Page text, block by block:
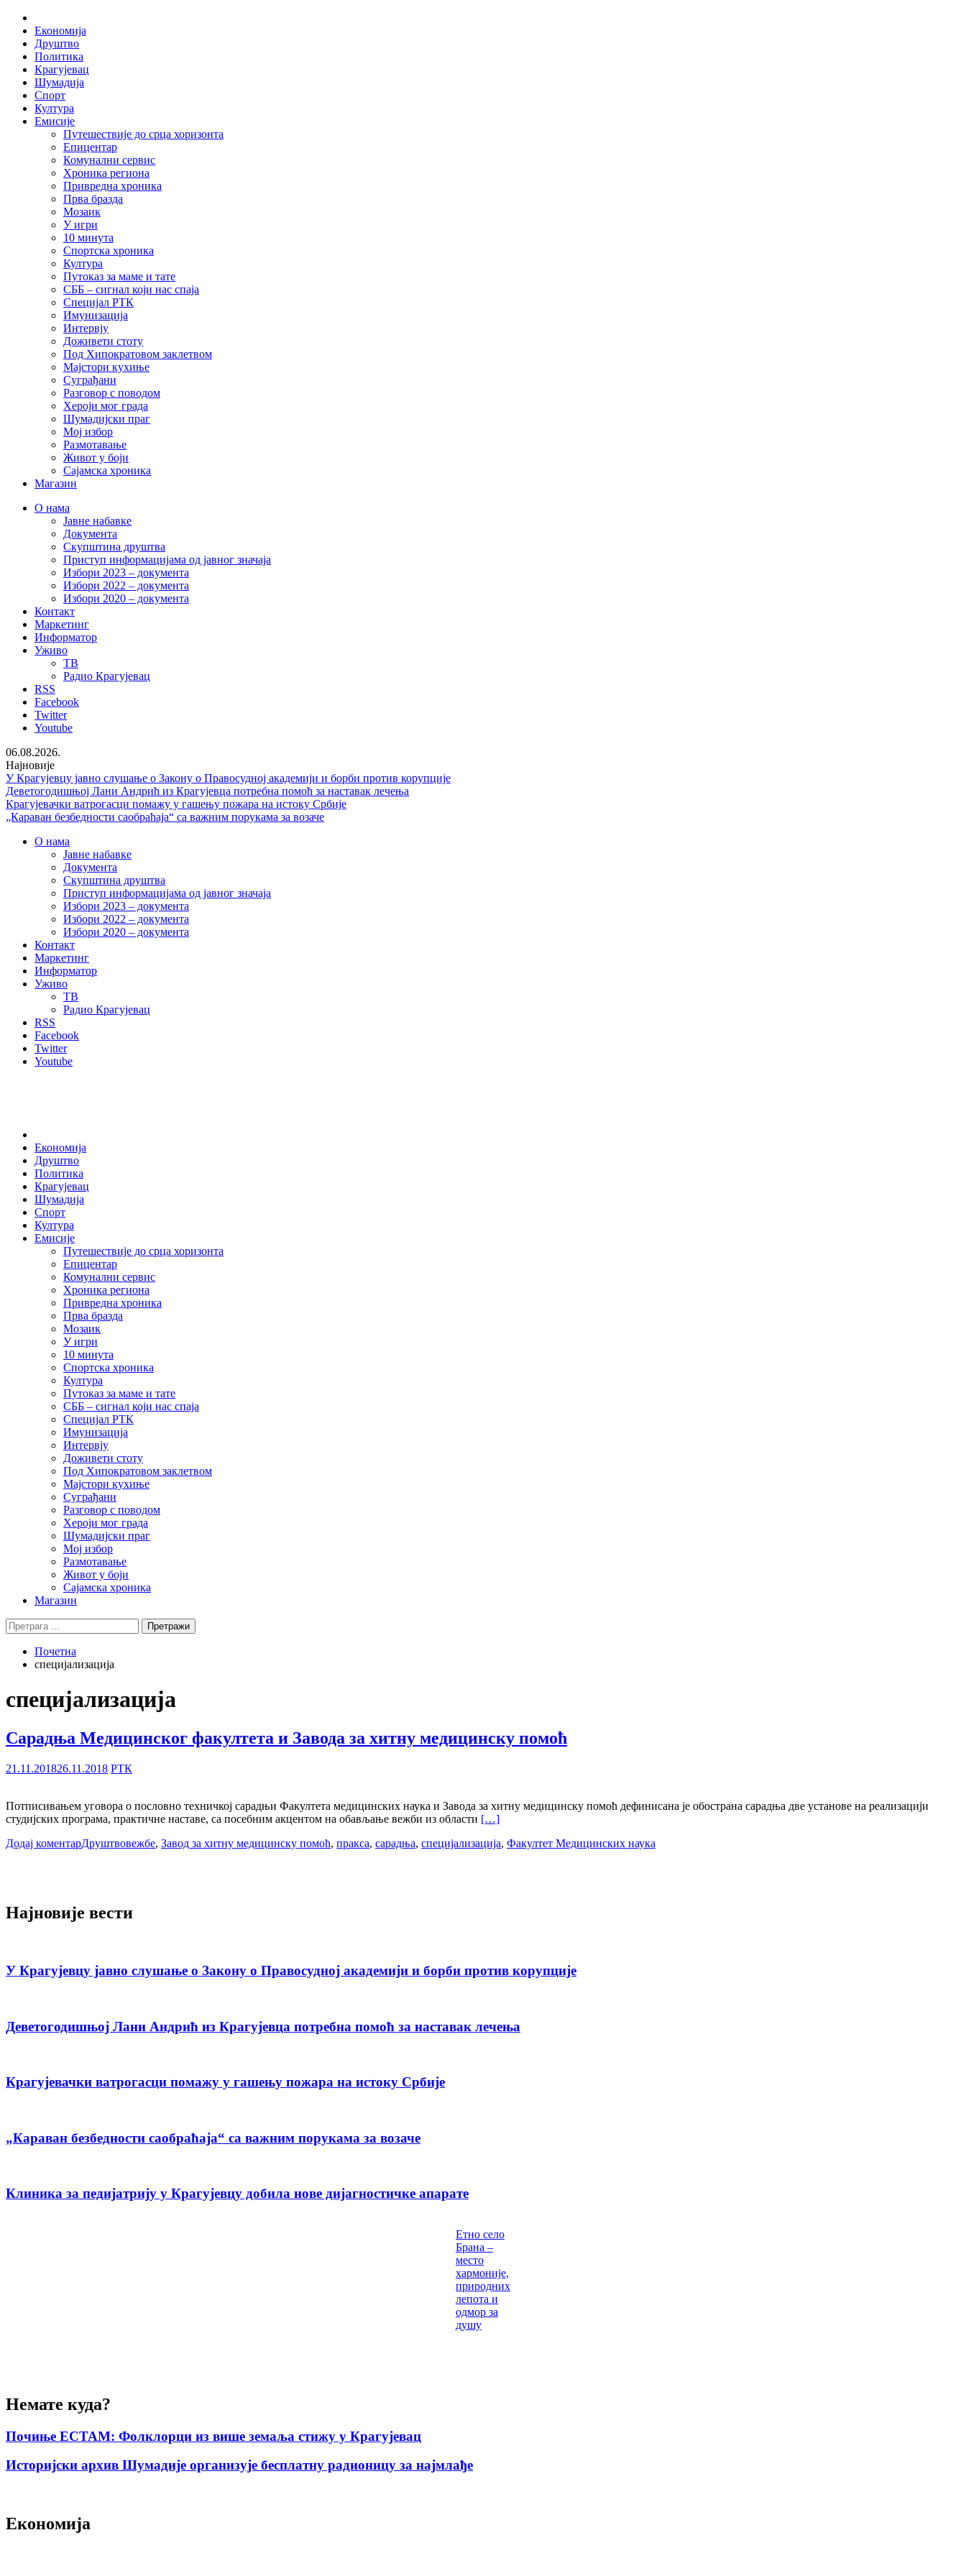
Skip
content
Економија
Друштво
Политика
Крагујевац
Шумадија
Спорт
Култура
Емисије
Путешествије до срца хоризонта
Епицентар
Комунални сервис
Хроника региона
Привредна хроника
Прва бразда
Мозаик
У игри
10 минута
Спортска хроника
Култура
Путоказ за маме и тате
СББ – сигнал који нас спаја
Специјал РТК
Имунизација
Интервју
Доживети стоту
Под Хипократовом заклетвом
Мајстори кухиње
Суграђани
Разговор с поводом
Хероји мог града
Шумадијски праг
Мој избор
Размотавање
Живот у боји
Сајамска хроника
Магазин
О нама
Јавне набавке
Документа
Скупштина друштва
Приступ информацијама од јавног значаја
Избори 2023 – документа
Избори 2022 – документа
Избори 2020 – документа
Контакт
Маркетинг
Информатор
Уживо
ТВ
Радио Крагујевац
RSS
Facebook
Twitter
Youtube
06.08.2026.
Најновије
У Крагујевцу јавно слушање о Закону о Правосудној академији и борби против корупције
Деветогодишњој Лани Андрић из Крагујевца потребна помоћ за наставак лечења
Крагујевачки ватрогасци помажу у гашењу пожара на истоку Србије
„Караван безбедности саобраћаја“ са важним порукама за возаче
О нама
Јавне набавке
Документа
Скупштина друштва
Приступ информацијама од јавног значаја
Избори 2023 – документа
Избори 2022 – документа
Избори 2020 – документа
Контакт
Маркетинг
Информатор
Уживо
ТВ
Радио Крагујевац
RSS
Facebook
Twitter
Youtube
Економија
Друштво
Политика
Крагујевац
Шумадија
Спорт
Култура
Емисије
Путешествије до срца хоризонта
Епицентар
Комунални сервис
Хроника региона
Привредна хроника
Прва бразда
Мозаик
У игри
10 минута
Спортска хроника
Култура
Путоказ за маме и тате
СББ – сигнал који нас спаја
Специјал РТК
Имунизација
Интервју
Доживети стоту
Под Хипократовом заклетвом
Мајстори кухиње
Суграђани
Разговор с поводом
Хероји мог града
Шумадијски праг
Мој избор
Размотавање
Живот у боји
Сајамска хроника
Магазин
Претрага
за:
Почетна
специјализација
специјализација
Сарадња Медицинског факултета и Завода за хитну медицинску помоћ
21.11.201826.11.2018 РТК
Потписивањем уговора о пословно техничкој сарадњи Факултета медицинских наука и Завода за хитну медицинску помоћ дефинисана је обострана сарадња две установе на реализацији
студијских програма, практичне наставе, са посебним акцентом на обављање вежби из области […]
Додај коментарДруштвовежбе, Завод за хитну медицинску помоћ, пракса, сарадња, специјализација, Факултет Медицинских наука
Најновије вести
У Крагујевцу јавно слушање о Закону о Правосудној академији и борби против корупције
Деветогодишњој Лани Андрић из Крагујевца потребна помоћ за наставак лечења
Крагујевачки ватрогасци помажу у гашењу пожара на истоку Србије
„Караван безбедности саобраћаја“ са важним порукама за возаче
Клиника за педијатрију у Крагујевцу добила нове дијагностичке апарате
Етно село
Брана –
место
хармоније,
природних
лепота и
одмор за
душу
Немате куда?
Почиње ЕСТАМ: Фолклорци из више земаља стижу у Крагујевац
Историјски архив Шумадије организује бесплатну радионицу за најмлађе
Економија